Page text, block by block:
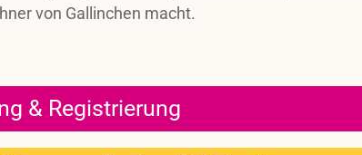
von Gallinchen macht.
& Registrierung